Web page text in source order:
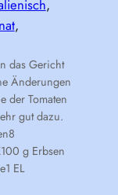
das Gericht
Änderungen
der Tomaten
gut dazu.
g Erbsen
EL